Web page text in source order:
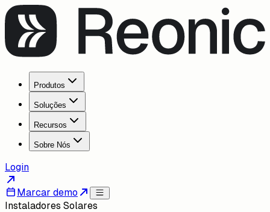
Produtos
Soluções
Recursos
Sobre Nós
Login
Marcar demo
Instaladores Solares